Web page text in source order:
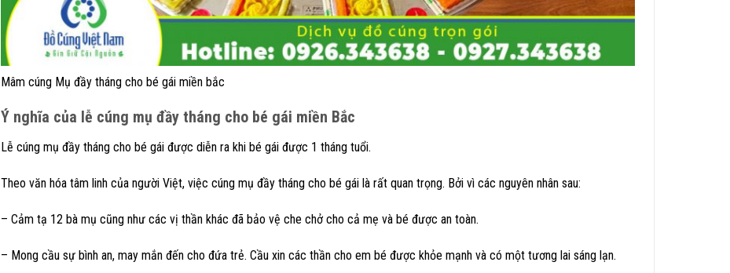
Mâm cúng Mụ đầy tháng cho bé gái miền bắc
Ý nghĩa của lễ cúng mụ đầy tháng cho bé gái miền Bắc
Lễ cúng mụ đầy tháng cho bé gái được diễn ra khi bé gái được 1 tháng tuổi.
Theo văn hóa tâm linh của người Việt, việc cúng mụ đầy tháng cho bé gái là rất quan trọng. Bởi vì các nguyên nhân sau:
– Cảm tạ 12 bà mụ cũng như các vị thần khác đã bảo vệ che chở cho cả mẹ và bé được an toàn.
– Mong cầu sự bình an, may mắn đến cho đứa trẻ. Cầu xin các thần cho em bé được khỏe mạnh và có một tương lai sáng lạn.